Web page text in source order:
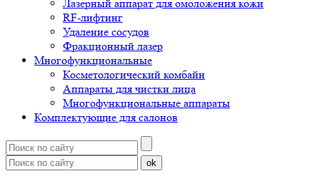
Лазерный аппарат для омоложения кожи
RF-лифтинг
Удаление сосудов
Фракционный лазер
Многофункциональные
Косметологический комбайн
Аппараты для чистки лица
Многофункциональные аппараты
Комплектующие для салонов
ok